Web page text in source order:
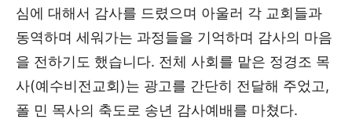
심에 대해서 감사를 드렸으며 아울러 각 교회들과
동역하며 세워가는 과정들을 기억하며 감사의 마음
을 전하기도 했습니다. 전체 사회를 맡은 정경조 목
사(예수비전교회)는 광고를 간단히 전달해 주었고,
폴 민 목사의 축도로 송년 감사예배를 마쳤다.